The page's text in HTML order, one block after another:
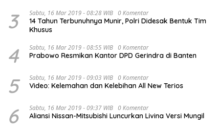
3 Sabtu, 16 Mar 2019 - 08:28 WIB 0 Komentar
14 Tahun Terbunuhnya Munir, Polri Didesak Bentuk Tim
Khusus
4 Sabtu, 16 Mar 2019 - 08:55 WIB 0 Komentar
Prabowo Resmikan Kantor DPD Gerindra di Banten
5 Sabtu, 16 Mar 2019 - 09:03 WIB 0 Komentar
Video: Kelemahan dan Kelebihan All New Terios
6 Sabtu, 16 Mar 2019 - 09:37 WIB 0 Komentar
Aliansi Nissan-Mitsubishi Luncurkan Livina Versi Mungil